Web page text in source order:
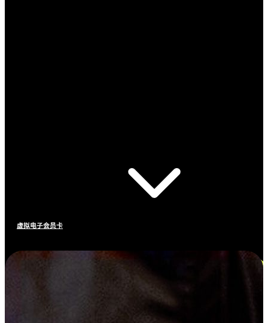
虚拟电子会员卡